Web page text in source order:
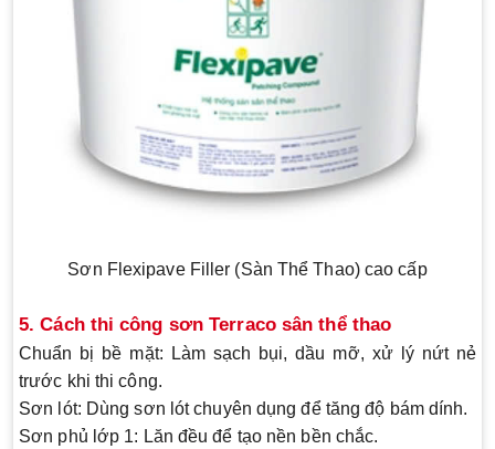
Sơn Flexipave Filler (Sàn Thể Thao) cao cấp
5. Cách thi công sơn Terraco sân thể thao
Chuẩn bị bề mặt: Làm sạch bụi, dầu mỡ, xử lý nứt nẻ
trước khi thi công.
Sơn lót: Dùng sơn lót chuyên dụng để tăng độ bám dính.
Sơn phủ lớp 1: Lăn đều để tạo nền bền chắc.